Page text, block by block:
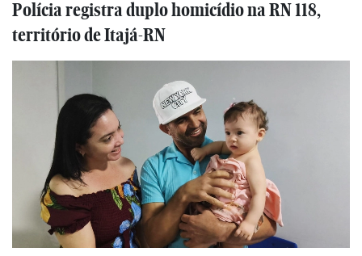
Polícia registra duplo homicídio na RN 118,
território de Itajá-RN